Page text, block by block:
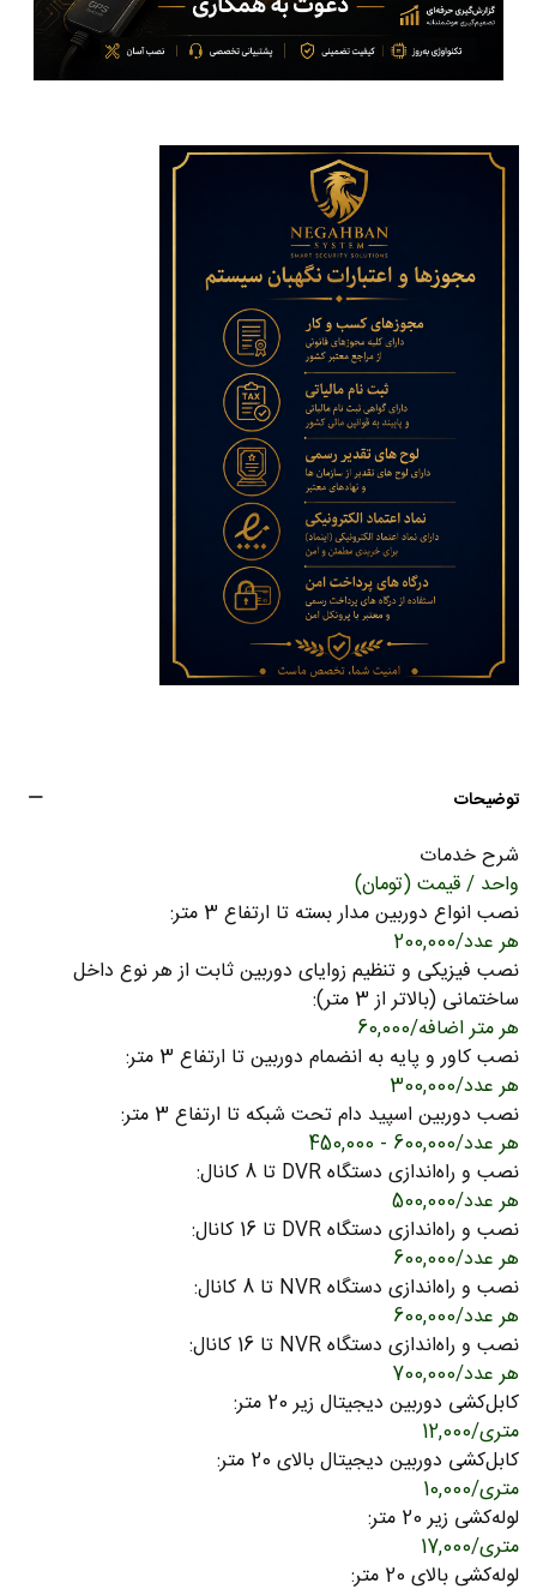
توضیحات
شرح خدمات
واحد / قیمت (تومان)
نصب انواع دوربین مدار بسته تا ارتفاع 3 متر:
هر عدد/
200,000
نصب فیزیکی و تنظیم زوایای دوربین ثابت از هر نوع داخل
ساختمانی (بالاتر از 3 متر):
هر متر اضافه/
60,000
نصب کاور و پایه به انضمام دوربین تا ارتفاع 3 متر:
هر عدد/
300,000
نصب دوربین اسپید دام تحت شبکه تا ارتفاع 3 متر:
هر عدد/
600,000 - 450,000
نصب و راه‌اندازی دستگاه DVR تا 8 کانال:
هر عدد/
500,000
نصب و راه‌اندازی دستگاه DVR تا 16 کانال:
هر عدد/
600,000
نصب و راه‌اندازی دستگاه NVR تا 8 کانال:
هر عدد/
600,000
نصب و راه‌اندازی دستگاه NVR تا 16 کانال:
هر عدد/
700,000
کابل‌کشی دوربین دیجیتال زیر 20 متر:
متری/
12,000
کابل‌کشی دوربین دیجیتال بالای 20 متر:
متری/
10,000
لوله‌کشی زیر 20 متر:
متری/
17,000
لوله‌کشی بالای 20 متر: